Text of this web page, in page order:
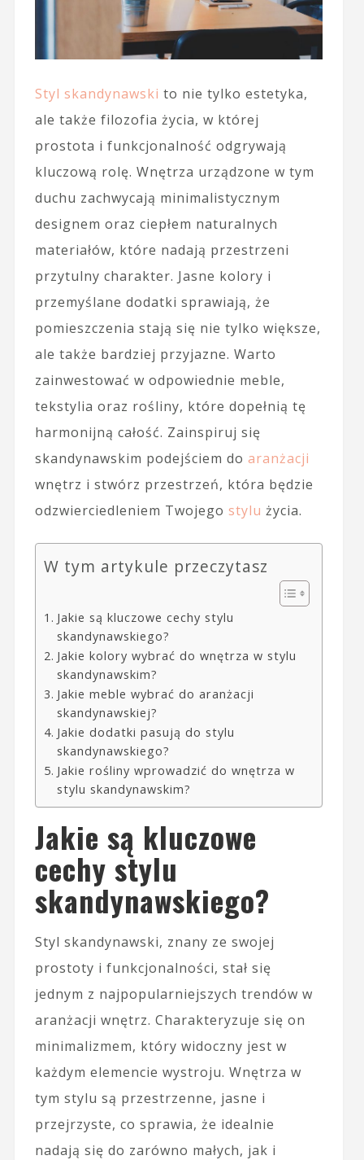
Styl skandynawski to nie tylko estetyka,
ale także filozofia życia, w której
prostota i funkcjonalność odgrywają
kluczową rolę. Wnętrza urządzone w tym
duchu zachwycają minimalistycznym
designem oraz ciepłem naturalnych
materiałów, które nadają przestrzeni
przytulny charakter. Jasne kolory i
przemyślane dodatki sprawiają, że
pomieszczenia stają się nie tylko większe,
ale także bardziej przyjazne. Warto
zainwestować w odpowiednie meble,
tekstylia oraz rośliny, które dopełnią tę
harmonijną całość. Zainspiruj się
skandynawskim podejściem do aranżacji
wnętrz i stwórz przestrzeń, która będzie
odzwierciedleniem Twojego stylu życia.
W tym artykule przeczytasz
Jakie są kluczowe cechy stylu
skandynawskiego?
Jakie kolory wybrać do wnętrza w stylu
skandynawskim?
Jakie meble wybrać do aranżacji
skandynawskiej?
Jakie dodatki pasują do stylu
skandynawskiego?
Jakie rośliny wprowadzić do wnętrza w
stylu skandynawskim?
Jakie są kluczowe
cechy stylu
skandynawskiego?
Styl skandynawski, znany ze swojej
prostoty i funkcjonalności, stał się
jednym z najpopularniejszych trendów w
aranżacji wnętrz. Charakteryzuje się on
minimalizmem, który widoczny jest w
każdym elemencie wystroju. Wnętrza w
tym stylu są przestrzenne, jasne i
przejrzyste, co sprawia, że idealnie
nadają się do zarówno małych, jak i